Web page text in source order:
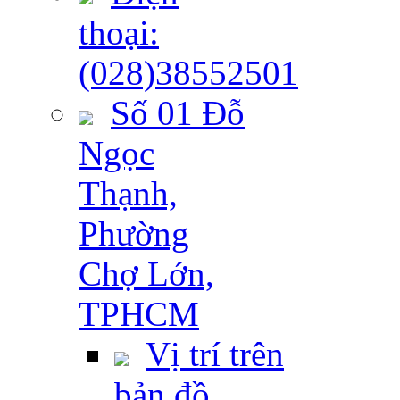
thoại:
(028)38552501
Số 01 Đỗ
Ngọc
Thạnh,
Phường
Chợ Lớn,
TPHCM
Vị trí trên